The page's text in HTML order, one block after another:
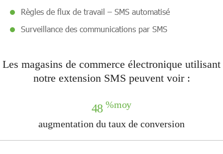
Règles de flux de travail – SMS automatisé
Surveillance des communications par SMS
Les magasins de commerce électronique utilisant
notre extension SMS peuvent voir :
48 %moy
augmentation du taux de conversion